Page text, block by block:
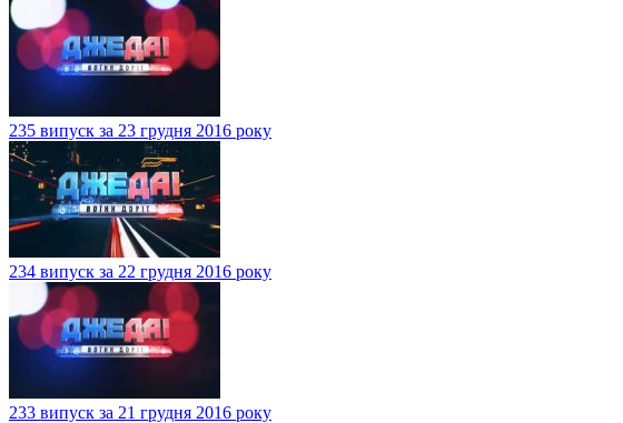
235 випуск за 23 грудня 2016 року
234 випуск за 22 грудня 2016 року
233 випуск за 21 грудня 2016 року